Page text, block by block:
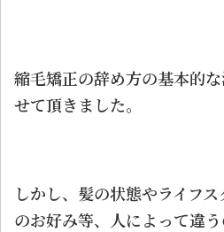
縮毛矯正の辞め方の基本的
せて頂きました。
しかし、髪の状態やライフ
のお好み等、人によって違